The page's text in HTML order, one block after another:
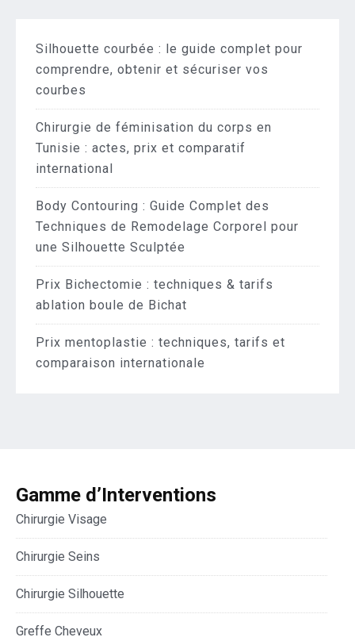
Silhouette courbée : le guide complet pour
comprendre, obtenir et sécuriser vos
courbes
Chirurgie de féminisation du corps en
Tunisie : actes, prix et comparatif
international
Body Contouring : Guide Complet des
Techniques de Remodelage Corporel pour
une Silhouette Sculptée
Prix Bichectomie : techniques & tarifs
ablation boule de Bichat
Prix mentoplastie : techniques, tarifs et
comparaison internationale
Gamme d’Interventions
Chirurgie Visage
Chirurgie Seins
Chirurgie Silhouette
Greffe Cheveux